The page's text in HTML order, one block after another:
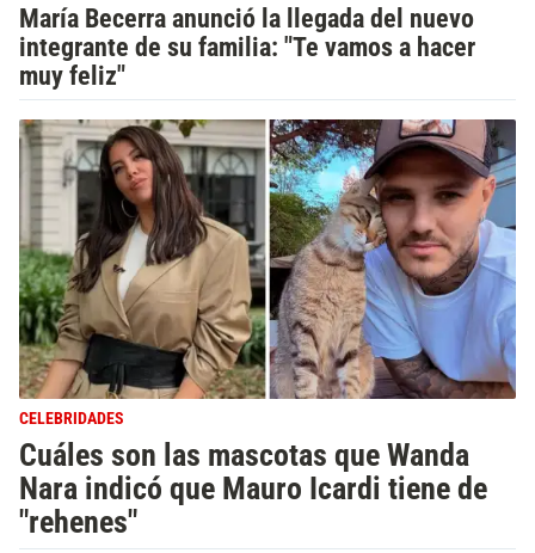
María Becerra anunció la llegada del nuevo
integrante de su familia: "Te vamos a hacer
muy feliz"
CELEBRIDADES
Cuáles son las mascotas que Wanda
Nara indicó que Mauro Icardi tiene de
"rehenes"